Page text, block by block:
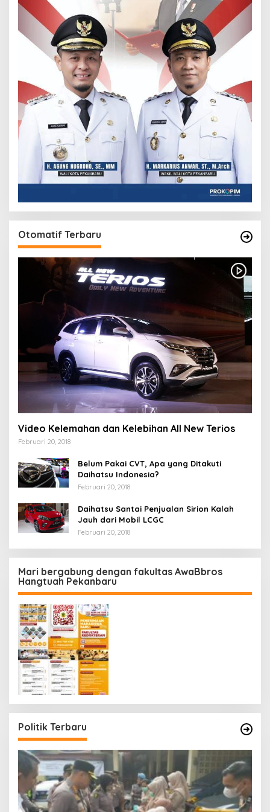
Otomatif Terbaru
Video Kelemahan dan Kelebihan All New Terios
Februari 20, 2018
Belum Pakai CVT, Apa yang Ditakuti
Daihatsu Indonesia?
Februari 20, 2018
Daihatsu Santai Penjualan Sirion Kalah
Jauh dari Mobil LCGC
Februari 20, 2018
Mari bergabung dengan fakultas AwaBbros
Hangtuah Pekanbaru
Politik Terbaru